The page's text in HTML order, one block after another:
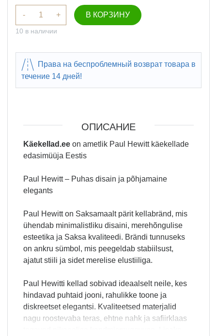
- + В КОРЗИНУ
10 в наличии
Права на беспроблемный возврат товара в
течение 14 дней!
ОПИСАНИЕ
Käekellad.ee on ametlik Paul Hewitt käekellade
edasimüüja Eestis
Paul Hewitt – Puhas disain ja põhjamaine
elegants
Paul Hewitt on Saksamaalt pärit kellabränd, mis
ühendab minimalistliku disaini, merehõngulise
esteetika ja Saksa kvaliteedi. Brändi tunnuseks
on ankru sümbol, mis peegeldab stabiilsust,
ajatut stiili ja sidet merelise elustiiliga.
Paul Hewitti kellad sobivad ideaalselt neile, kes
hindavad puhtaid jooni, rahulikke toone ja
diskreetset elegantsi. Kvaliteetsed materjalid
nagu roostevaba teras, ehtne nahk ja safiirklaas